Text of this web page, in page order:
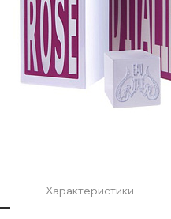
Характеристики